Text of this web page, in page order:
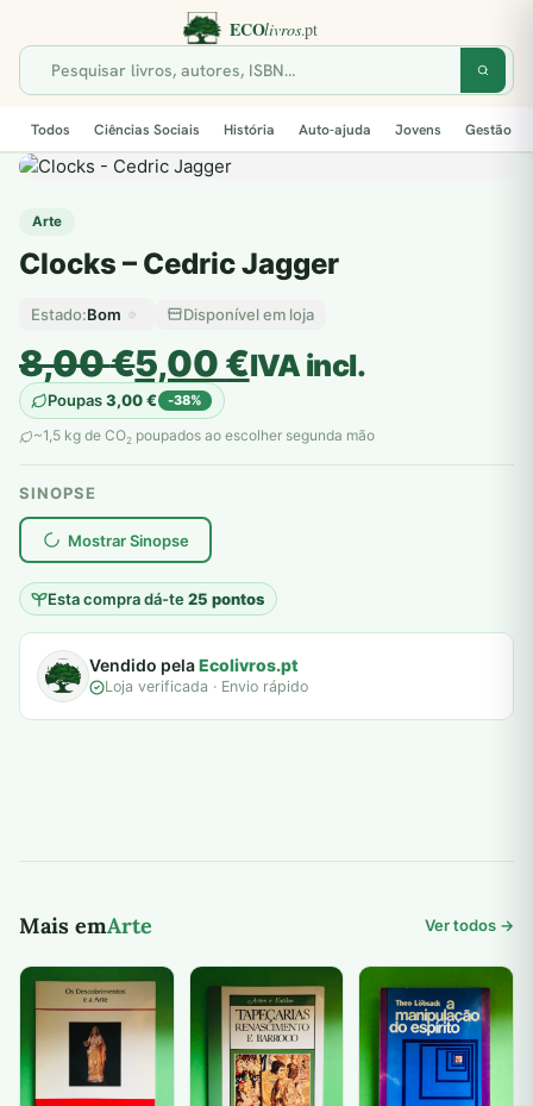
Todos Ciências Sociais História Auto-ajuda Jovens Gestão
Arte
Clocks – Cedric Jagger
Estado:Bom Disponível em loja
8,00€
O
preço
original
era:
8,00 €.
5,00€
O
preço
atual
é:
5,00 €.
IVA incl.
Poupas3,00€ -38%
~1,5 kg de CO2 poupados ao escolher segunda mão
SINOPSE
Mostrar Sinopse
Esta compra dá-te25 pontos
plantar árvores reais
Vendido pelaEcolivros.pt
Loja verificada · Envio rápido
Mais emArte Ver todos →